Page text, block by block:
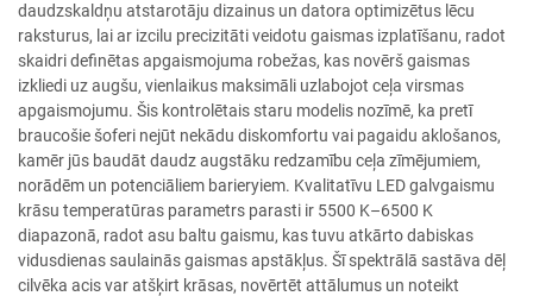
daudzskaldņu atstarotāju dizainus un datora optimizētus lēcu
raksturus, lai ar izcilu precizitāti veidotu gaismas izplatīšanu, radot
skaidri definētas apgaismojuma robežas, kas novērš gaismas
izkliedi uz augšu, vienlaikus maksimāli uzlabojot ceļa virsmas
apgaismojumu. Šis kontrolētais staru modelis nozīmē, ka pretī
braucošie šoferi nejūt nekādu diskomfortu vai pagaidu aklošanos,
kamēr jūs baudāt daudz augstāku redzamību ceļa zīmējumiem,
norādēm un potenciāliem barieryiem. Kvalitatīvu LED galvgaismu
krāsu temperatūras parametrs parasti ir 5500 K–6500 K
diapazonā, radot asu baltu gaismu, kas tuvu atkārto dabiskas
vidusdienas saulainās gaismas apstākļus. Šī spektrālā sastāva dēļ
cilvēka acis var atšķirt krāsas, novērtēt attālumus un noteikt